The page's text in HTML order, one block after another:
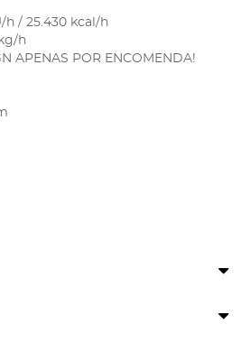
h / 25.430 kcal/h
h
APENAS POR ENCOMENDA!